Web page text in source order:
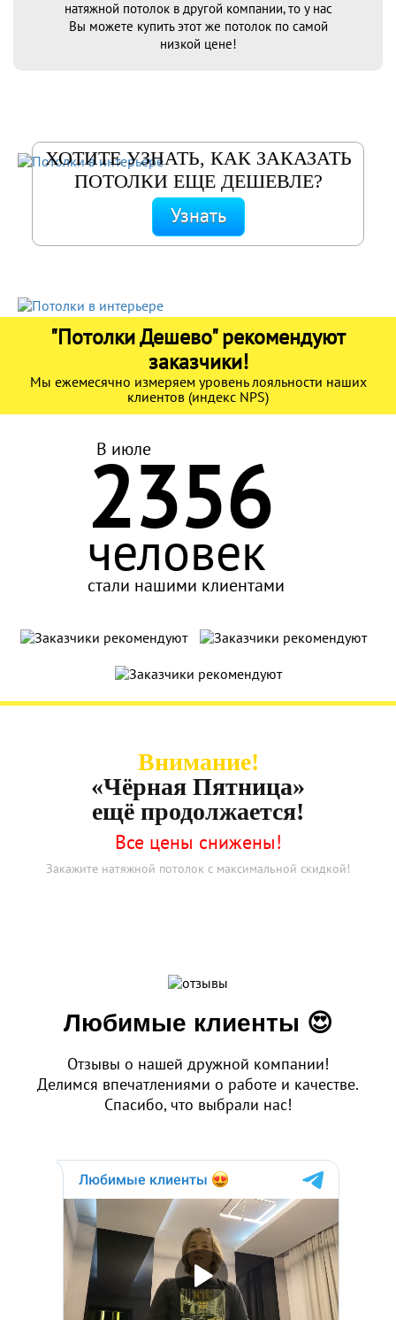
натяжной потолок в другой компании, то у нас
Вы можете купить этот же потолок по самой
низкой цене!
ХОТИТЕ УЗНАТЬ, КАК ЗАКАЗАТЬ
ПОТОЛКИ ЕЩЕ ДЕШЕВЛЕ?
Узнать
"Потолки Дешево" рекомендуют
заказчики!
Мы ежемесячно измеряем уровень лояльности наших
клиентов (индекс NPS)
В июле
2356
человек
стали нашими клиентами
Внимание!
«Чёрная Пятница»
ещё продолжается!
Все цены снижены!
Закажите натяжной потолок с максимальной скидкой!
Любимые клиенты 😍
Отзывы о нашей дружной компании!
Делимся впечатлениями о работе и качестве.
Спасибо, что выбрали нас!